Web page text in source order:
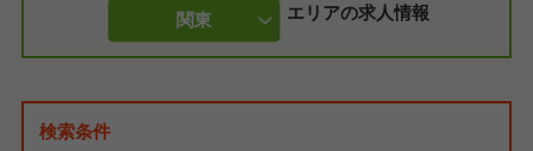
関東 エリアの求人情報
検索条件